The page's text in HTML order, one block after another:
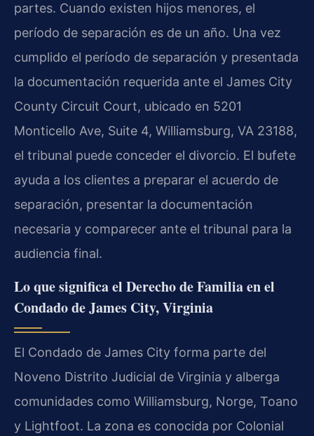
partes. Cuando existen hijos menores, el
período de separación es de un año. Una vez
cumplido el período de separación y presentada
la documentación requerida ante el James City
County Circuit Court, ubicado en 5201
Monticello Ave, Suite 4, Williamsburg, VA 23188,
el tribunal puede conceder el divorcio. El bufete
ayuda a los clientes a preparar el acuerdo de
separación, presentar la documentación
necesaria y comparecer ante el tribunal para la
audiencia final.
Lo que significa el Derecho de Familia en el
Condado de James City, Virginia
El Condado de James City forma parte del
Noveno Distrito Judicial de Virginia y alberga
comunidades como Williamsburg, Norge, Toano
y Lightfoot. La zona es conocida por Colonial